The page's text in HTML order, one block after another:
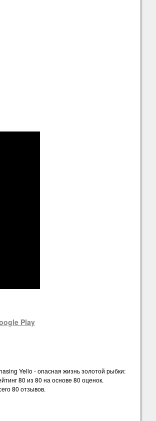
Play
Yello - опасная жизнь золотой рыбки:
80 из 80 на основе 80 оценок.
80 отзывов.